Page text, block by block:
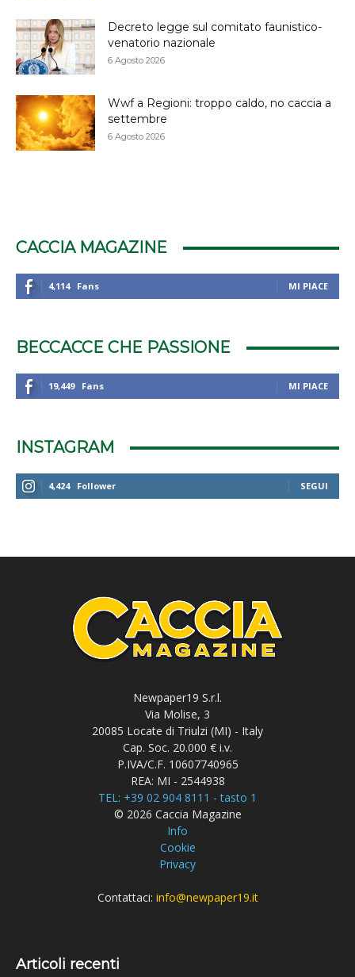
Decreto legge sul comitato faunistico-
venatorio nazionale
6 Agosto 2026
Wwf a Regioni: troppo caldo, no caccia a
settembre
6 Agosto 2026
CACCIA MAGAZINE
4,114 Fans MI PIACE
BECCACCE CHE PASSIONE
19,449 Fans MI PIACE
INSTAGRAM
4,424 Follower SEGUI
Newpaper19 S.r.l.
Via Molise, 3
20085 Locate di Triulzi (MI) - Italy
Cap. Soc. 20.000 € i.v.
P.IVA/C.F. 10607740965
REA: MI - 2544938
TEL: +39 02 904 8111 - tasto 1
© 2026 Caccia Magazine
Info
Cookie
Privacy
Contattaci: info@newpaper19.it
Articoli recenti